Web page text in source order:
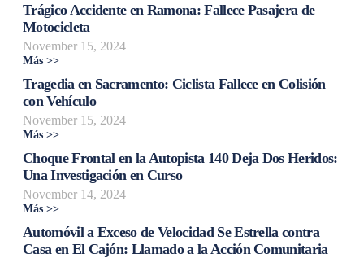
Trágico Accidente en Ramona: Fallece Pasajera de
Motocicleta
November 15, 2024
Más >>
Tragedia en Sacramento: Ciclista Fallece en Colisión
con Vehículo
November 15, 2024
Más >>
Choque Frontal en la Autopista 140 Deja Dos Heridos:
Una Investigación en Curso
November 14, 2024
Más >>
Automóvil a Exceso de Velocidad Se Estrella contra
Casa en El Cajón: Llamado a la Acción Comunitaria